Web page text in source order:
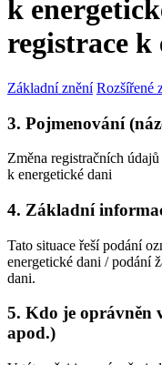
k
registrace k
Základní znění Rozšířené
3. Pojmenování
Změna registračních
k energetické dani
4. Základní
Tato situace řeší podání
energetické dani / podání
dani.
5. Kdo je oprávněn
apod.)